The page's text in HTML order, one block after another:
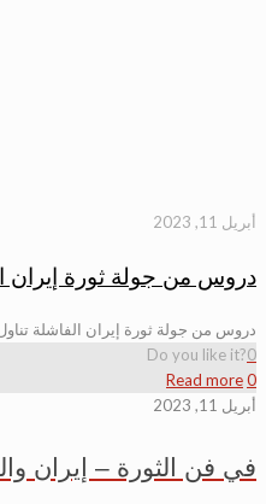
أبريل 11, 2023
دروس من جولة ثورة إيران
دروس من جولة ثورة إيران الفاشلة تناول المقال السابق الثورة الإيرانية
Do you like it?0
0
Read more
أبريل 11, 2023
في فن الثورة – إيران